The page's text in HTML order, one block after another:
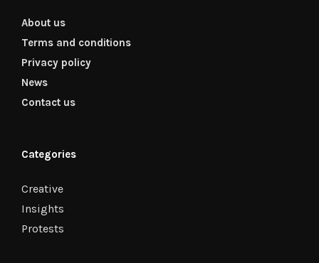
About us
Terms and conditions
Privacy policy
News
Contact us
Categories
Creative
Insights
Protests